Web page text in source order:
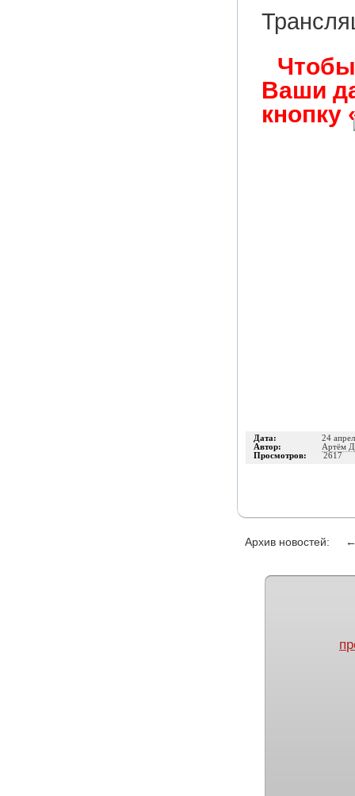
Ваши
кнопку
Дата: 24
Автор: Артём
Просмотров: 2617
Архив новостей: